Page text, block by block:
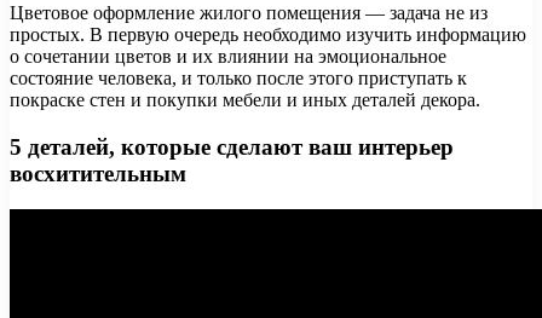
Цветовое оформление жилого помещения — задача не из
простых. В первую очередь необходимо изучить информацию
о сочетании цветов и их влиянии на эмоциональное
состояние человека, и только после этого приступать к
покраске стен и покупки мебели и иных деталей декора.
5 деталей, которые сделают ваш интерьер
восхитительным